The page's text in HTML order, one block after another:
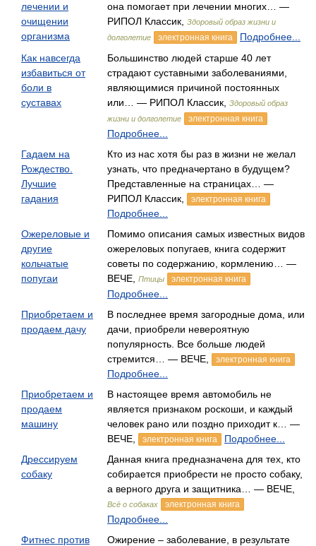
лечении и
очищении
организма
она помогает при лечении многих… —
РИПОЛ Классик,
Здоровый образ жизни и
долголетие
электронная книга
Подробнее...
Как навсегда
избавиться от
боли в
суставах
Большинство людей старше 40 лет
страдают суставными заболеваниями,
являющимися причиной постоянных
или… — РИПОЛ Классик,
Здоровый образ
жизни и долголетие
электронная книга
Подробнее...
Гадаем на
Рождество.
Лучшие
гадания
Кто из нас хотя бы раз в жизни не желал
узнать, что предначертано в будущем?
Представленные на страницах… —
РИПОЛ Классик,
электронная книга
Подробнее...
Ожереловые и
другие
кольчатые
попугаи
Помимо описания самых известных видов
ожереловых попугаев, книга содержит
советы по содержанию, кормлению… —
ВЕЧЕ,
Птицы электронная книга
Подробнее...
Приобретаем и
продаем дачу
В последнее время загородные дома, или
дачи, приобрели невероятную
популярность. Все больше людей
стремится… — ВЕЧЕ,
электронная книга
Подробнее...
Приобретаем и
продаем
машину
В настоящее время автомобиль не
является признаком роскоши, и каждый
человек рано или поздно приходит к… —
ВЕЧЕ,
электронная книга
Подробнее...
Дрессируем
собаку
Данная книга предназначена для тех, кто
собирается приобрести не просто собаку,
а верного друга и защитника… — ВЕЧЕ,
Всё о собаках электронная книга
Подробнее...
Фитнес против
Ожирение – заболевание, в результате